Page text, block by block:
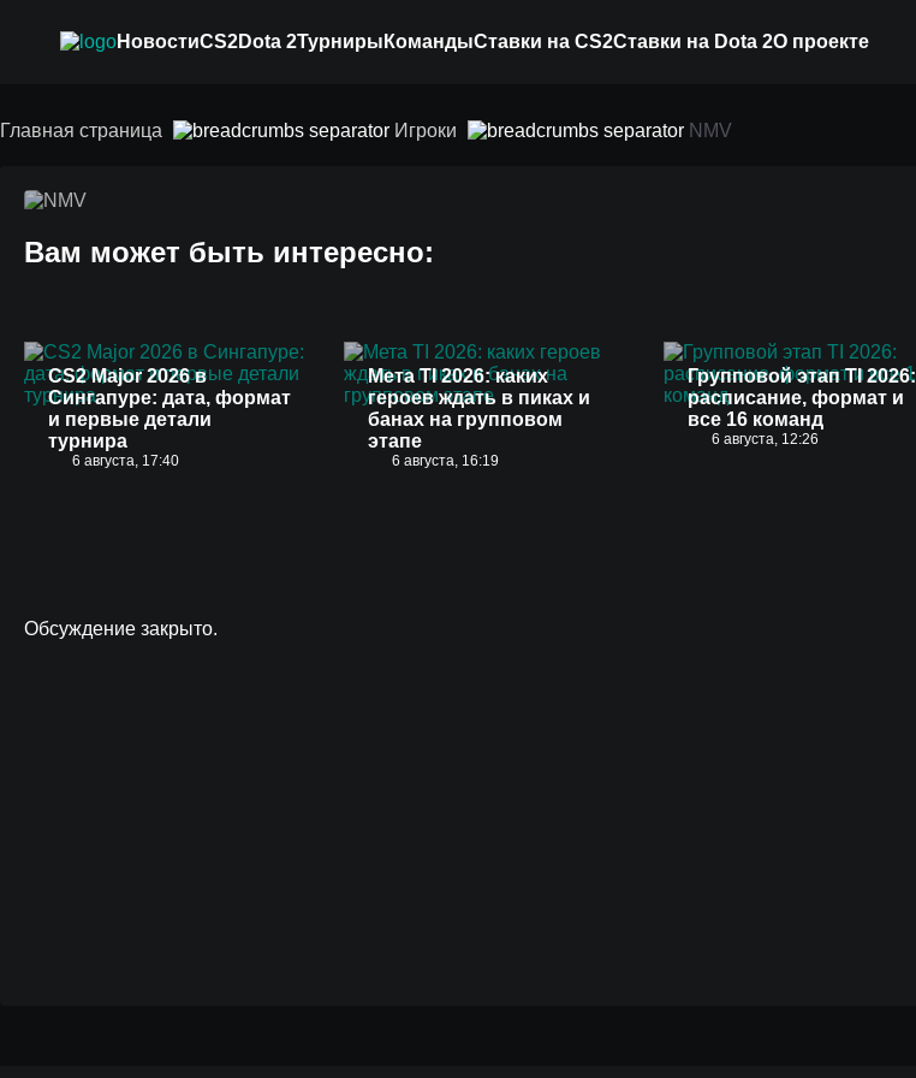
НовостиCS2Dota 2Турниры КомандыСтавки на CS2Ставки на Dota 2О проекте
Главная страница Игроки NMV
NMV
Вам может быть интересно:
CS2 Major 2026 в
Сингапуре: дата, формат
и первые детали
турнира
6 августа, 17:40
Мета TI 2026: каких
героев ждать в пиках и
банах на групповом
этапе
6 августа, 16:19
Групповой этап TI 2026:
расписание, формат и
все 16 команд
6 августа, 12:26
Обсуждение закрыто.